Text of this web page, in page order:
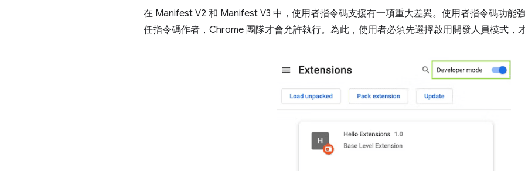
在 Manifest V2 和 Manifest V3 中，使用者指令碼支援有一項重大差異。使用者指令碼功能
任指令碼作者，Chrome 團隊才會允許執行。為此，使用者必須先選擇啟用開發人員模式，